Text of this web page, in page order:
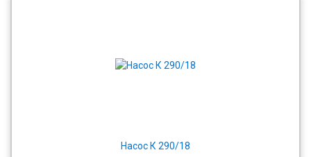
Насос К 290/18